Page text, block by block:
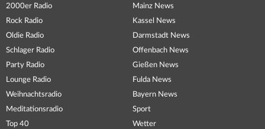
2000er Radio
Rock Radio
Oldie Radio
Schlager Radio
Party Radio
Lounge Radio
Weihnachtsradio
Meditationsradio
Top 40
Mainz News
Kassel News
Darmstadt News
Offenbach News
Gießen News
Fulda News
Bayern News
Sport
Wetter